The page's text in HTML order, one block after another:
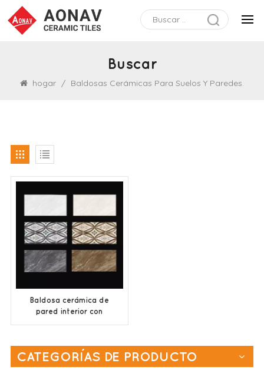
Buscar
hogar / Baldosas Cerámicas Para Suelos Y Paredes.
Baldosa cerámica de
pared interior con
CATEGORÍAS DE PRODUCTO